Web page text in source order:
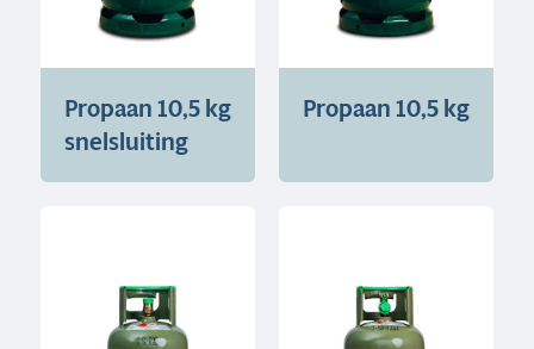
Propaan 10,5 kg
snelsluiting
Propaan 10,5 kg